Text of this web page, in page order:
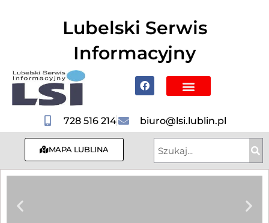
Lubelski Serwis
Informacyjny
728 516 214 biuro@lsi.lublin.pl
MAPA LUBLINA